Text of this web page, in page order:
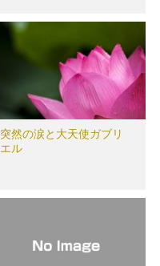
突然の涙と大天使ガブリ
エル